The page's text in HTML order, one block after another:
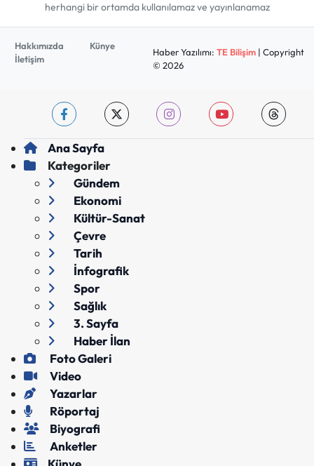
herhangi bir ortamda kullanılamaz ve yayınlanamaz
Hakkımızda
Künye
İletişim
Haber Yazılımı: TE Bilişim| Copyright
© 2026
Ana Sayfa
Kategoriler
Gündem
Ekonomi
Kültür-Sanat
Çevre
Tarih
İnfografik
Spor
Sağlık
3. Sayfa
Haber İlan
Foto Galeri
Video
Yazarlar
Röportaj
Biyografi
Anketler